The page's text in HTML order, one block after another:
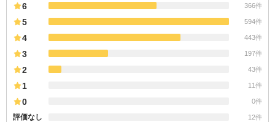
6 366件
5 594件
4 443件
3 197件
2 43件
1 11件
0 0件
評価なし 12件